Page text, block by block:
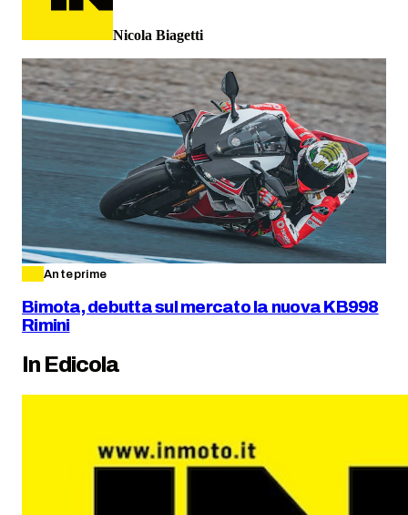
Nicola Biagetti
Anteprime
Bimota, debutta sul mercato la nuova KB998
Rimini
In Edicola